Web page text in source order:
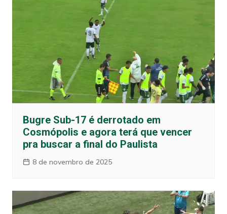
Bugre Sub-17 é derrotado em
Cosmópolis e agora terá que vencer
pra buscar a final do Paulista
8 de novembro de 2025